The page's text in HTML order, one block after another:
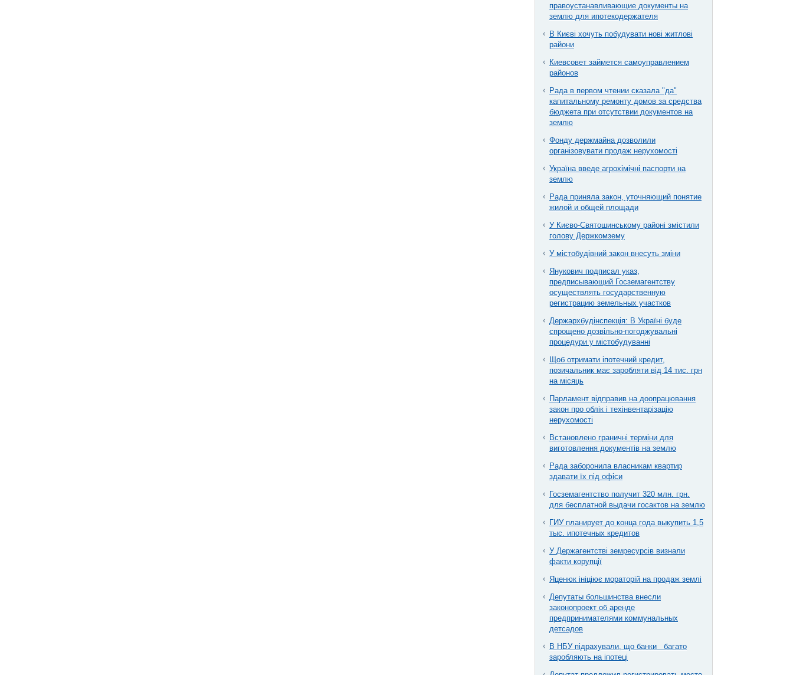
правоустанавливающие документы на
землю для ипотекодержателя
В Києві хочуть побудувати нові житлові
райони
Киевсовет займется самоуправлением
районов
Рада в первом чтении сказала "да"
капитальному ремонту домов за средства
бюджета при отсутствии документов на
землю
Фонду держмайна дозволили
організовувати продаж нерухомості
Україна введе агрохімічні паспорти на
землю
Рада приняла закон, уточняющий понятие
жилой и общей площади
У Києво-Святошинському районі змістили
голову Держкомзему
У містобудівний закон внесуть зміни
Янукович подписал указ,
предписывающий Госземагентству
осуществлять государственную
регистрацию земельных участков
Держархбудінспекція: В Україні буде
спрощено дозвільно-погоджувальні
процедури у містобудуванні
Щоб отримати іпотечний кредит,
позичальник має заробляти від 14 тис. грн
на місяць
Парламент відправив на доопрацювання
закон про облік і техінвентарізацію
нерухомості
Встановлено граничні терміни для
виготовлення документів на землю
Рада заборонила власникам квартир
здавати їх під офіси
Госземагентство получит 320 млн. грн.
для бесплатной выдачи госактов на землю
ГИУ планирует до конца года выкупить 1,5
тыс. ипотечных кредитов
У Держагентстві земресурсів визнали
факти корупції
Яценюк ініціює мораторій на продаж землі
Депутаты большинства внесли
законопроект об аренде
предпринимателями коммунальных
детсадов
В НБУ підрахували, що банки багато
заробляють на іпотеці